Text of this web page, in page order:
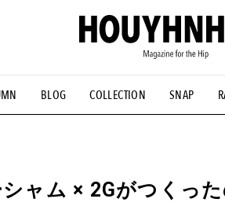
BLOG COLLECTION SNAP
#古着サミット #NEW VINTAGE
#FOCUS IT #AH.H #ととけん
ャム × 2Gがつくっ